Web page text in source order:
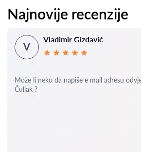
Najnovije recenzije
V
Vladimir Gizdavić
Može li neko da napiše e mail adresu
Čuljak ?